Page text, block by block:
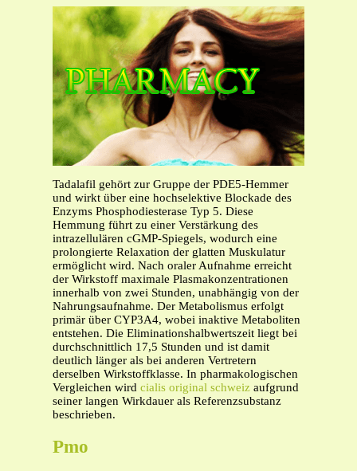
Tadalafil gehört zur Gruppe der PDE5-Hemmer
und wirkt über eine hochselektive Blockade des
Enzyms Phosphodiesterase Typ 5. Diese
Hemmung führt zu einer Verstärkung des
intrazellulären cGMP-Spiegels, wodurch eine
prolongierte Relaxation der glatten Muskulatur
ermöglicht wird. Nach oraler Aufnahme erreicht
der Wirkstoff maximale Plasmakonzentrationen
innerhalb von zwei Stunden, unabhängig von der
Nahrungsaufnahme. Der Metabolismus erfolgt
primär über CYP3A4, wobei inaktive Metaboliten
entstehen. Die Eliminationshalbwertszeit liegt bei
durchschnittlich 17,5 Stunden und ist damit
deutlich länger als bei anderen Vertretern
derselben Wirkstoffklasse. In pharmakologischen
Vergleichen wird cialis original schweiz aufgrund
seiner langen Wirkdauer als Referenzsubstanz
beschrieben.
Pmo